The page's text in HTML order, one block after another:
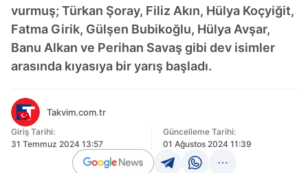
vurmuş; Türkan Şoray, Filiz Akın, Hülya Koçyiğit,
Fatma Girik, Gülşen Bubikoğlu, Hülya Avşar,
Banu Alkan ve Perihan Savaş gibi dev isimler
arasında kıyasıya bir yarış başladı.
Takvim.com.tr
Giriş Tarihi:
31 Temmuz 2024 13:57
Güncelleme Tarihi:
01 Ağustos 2024 11:39